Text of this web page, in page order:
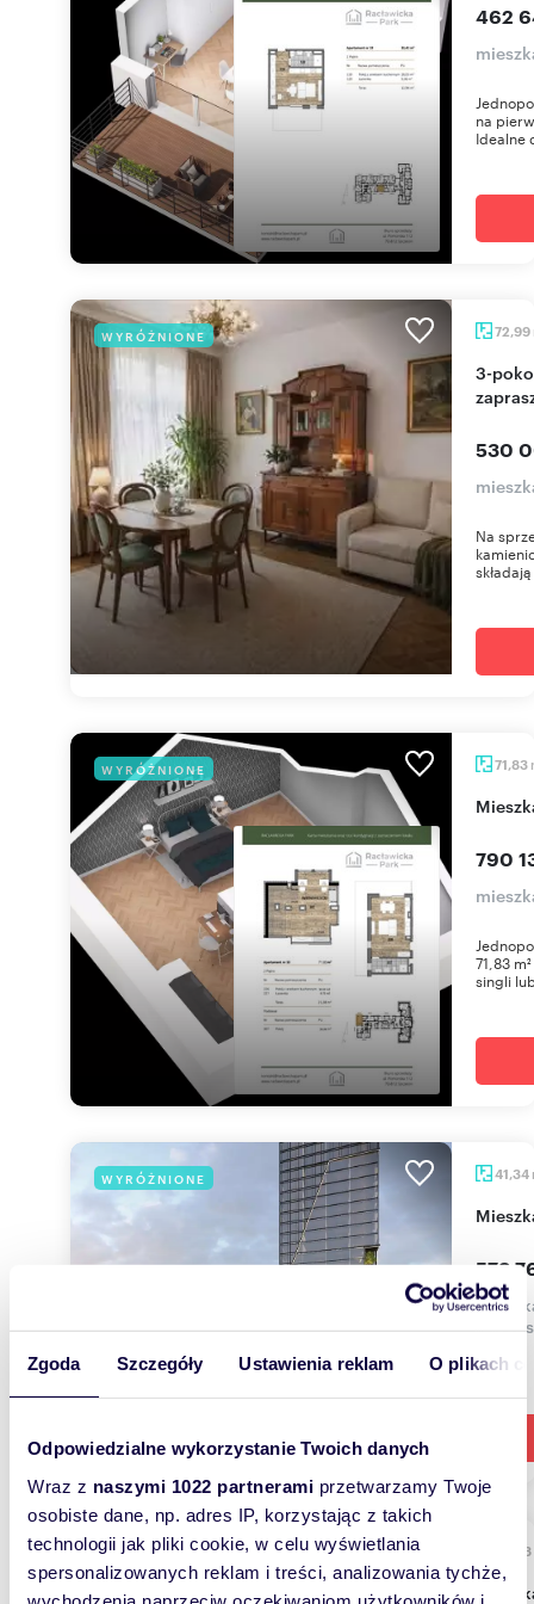
Zgoda Szczegóły Ustawienia reklam O plikach
Odpowiedzialne wykorzystanie Twoich danych
Wraz z naszymi 1022 partnerami przetwarzamy Twoje
osobiste dane, np. adres IP, korzystając z takich
technologii jak pliki cookie, w celu wyświetlania
spersonalizowanych reklam i treści, analizowania tychże,
462
na
Idealne
WYRÓŻNIONE 72,99
3-pokojowe mieszkanie w centrum Szczecina
530
Na
WYRÓŻNIONE 71,83
790
71,83
singli
WYRÓŻNIONE 41,34
578
ul.
WYRÓŻNIONE 34,98